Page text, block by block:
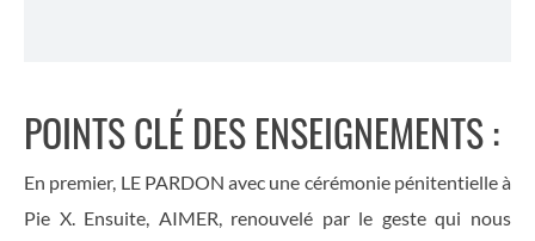
POINTS CLÉ DES ENSEIGNEMENTS :
En premier, LE PARDON avec une cérémonie pénitentielle à
Pie X. Ensuite, AIMER, renouvelé par le geste qui nous